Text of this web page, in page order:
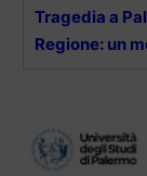
Tragedia a
Regione: un